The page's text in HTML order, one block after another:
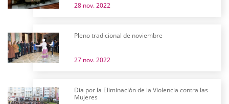
28 nov. 2022
Pleno tradicional de noviembre
27 nov. 2022
Día por la Eliminación de la Violencia contra las
Mujeres